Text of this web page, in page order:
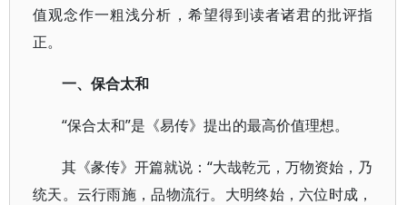
值观念作一粗浅分析，希望得到读者诸君的批评指
正。
一、保合太和
“保合太和”是《易传》提出的最高价值理想。
其《彖传》开篇就说：“大哉乾元，万物资始，乃
统天。云行雨施，品物流行。大明终始，六位时成，